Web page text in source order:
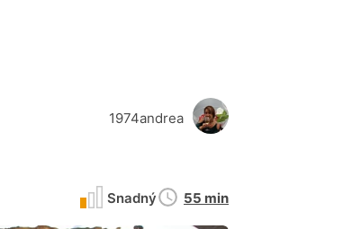
1974andrea
Snadný
Doba
55 min